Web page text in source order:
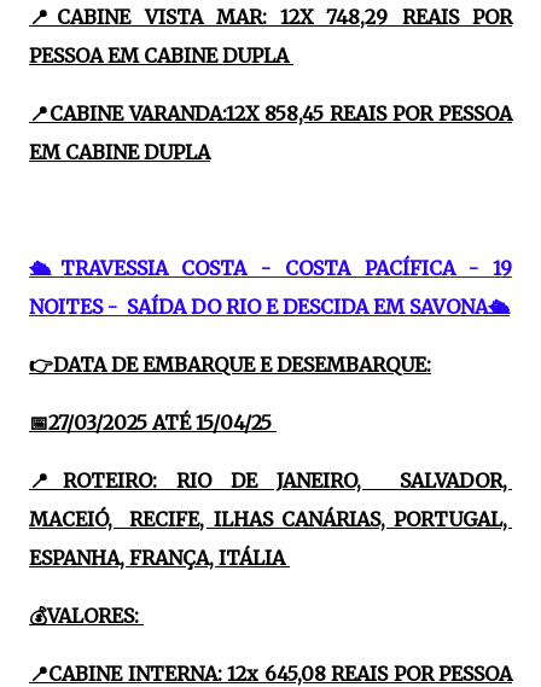
📍CABINE VISTA MAR: 12X 748,29 REAIS POR
PESSOA EM CABINE DUPLA
📍CABINE VARANDA:12X 858,45 REAIS POR PESSOA
EM CABINE DUPLA
🛳TRAVESSIA COSTA - COSTA PACÍFICA - 19
NOITES - SAÍDA DO RIO E DESCIDA EM SAVONA🛳
👉DATA DE EMBARQUE E DESEMBARQUE:
📅27/03/2025 ATÉ 15/04/25
📍ROTEIRO: RIO DE JANEIRO, SALVADOR,
MACEIÓ, RECIFE, ILHAS CANÁRIAS, PORTUGAL,
ESPANHA, FRANÇA, ITÁLIA
💰VALORES:
📍CABINE INTERNA: 12x 645,08 REAIS POR PESSOA